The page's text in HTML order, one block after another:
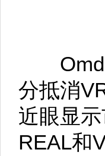
Omdia
分抵消
近眼显
REAL和